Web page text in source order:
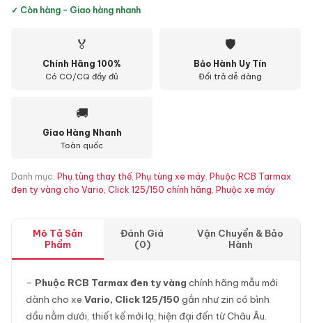
✓ Còn hàng - Giao hàng nhanh
🏅
Chính Hãng 100%
Có CO/CQ đầy đủ
🛡
Bảo Hành Uy Tín
Đổi trả dễ dàng
🚚
Giao Hàng Nhanh
Toàn quốc
Danh mục: Phụ tùng thay thế, Phụ tùng xe máy, Phuộc RCB Tarmax
đen ty vàng cho Vario, Click 125/150 chính hãng, Phuộc xe máy
Mô Tả Sản
Phẩm
Đánh Giá
(0)
Vận Chuyển & Bảo
Hành
– Phuộc RCB Tarmax đen ty vàng chính hãng mẫu mới
dành cho xe Vario, Click 125/150 gắn như zin có bình
dầu nằm dưới, thiết kế mới lạ, hiện đại đến từ Châu Âu.